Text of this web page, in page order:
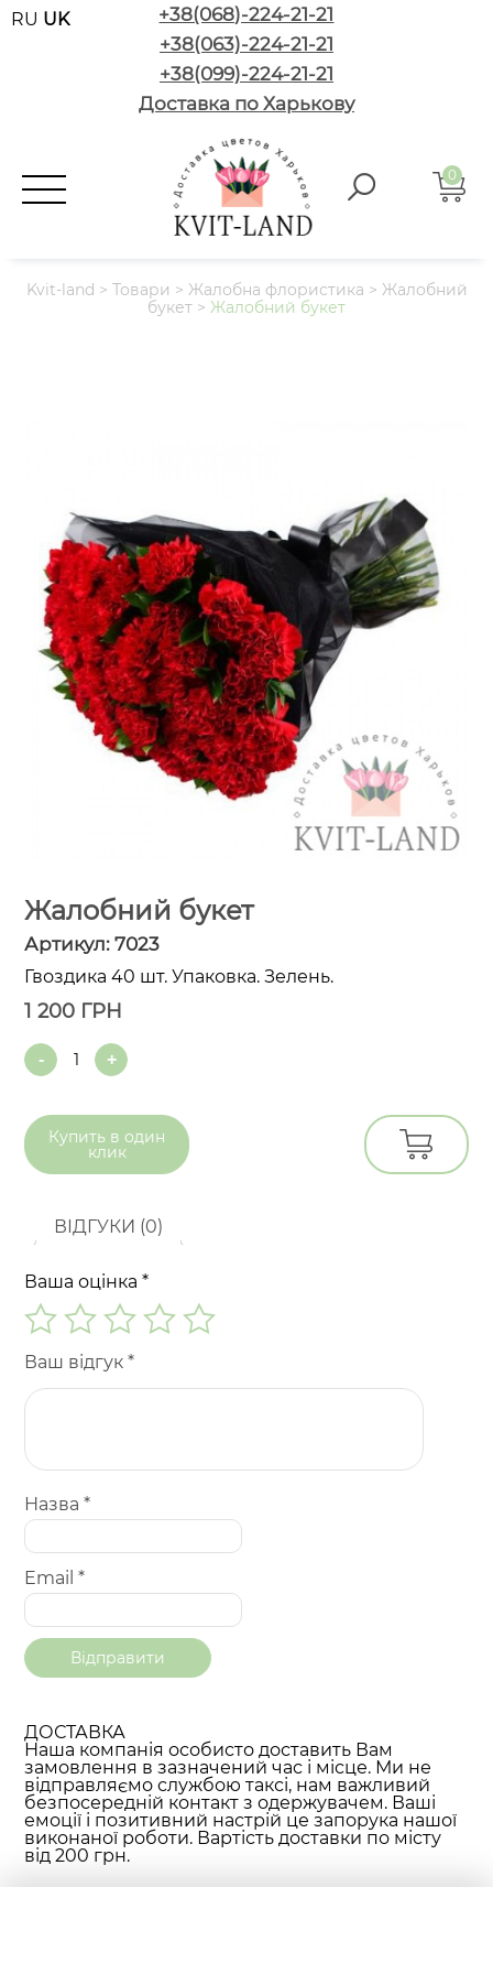
RU UK
+38(068)-224-21-21
+38(063)-224-21-21
+38(099)-224-21-21
Доставка по Харькову
0
Kvit-land > Товари > Жалобна флористика > Жалобний
букет > Жалобний букет
Жалобний букет
Артикул:7023
Гвоздика 40 шт. Упаковка. Зелень.
1 200 ГРН
Quantity
Купить в один
клик
ВІДГУКИ (0)
Ваша оцінка*
Ваш відгук*
Назва*
Email*
ДОСТАВКА
Наша компанія особисто доставить Вам
замовлення в зазначений час і місце. Ми не
відправляємо службою таксі, нам важливий
безпосередній контакт з одержувачем. Ваші
емоції і позитивний настрій це запорука нашої
виконаної роботи. Вартість доставки по місту
від 200 грн.